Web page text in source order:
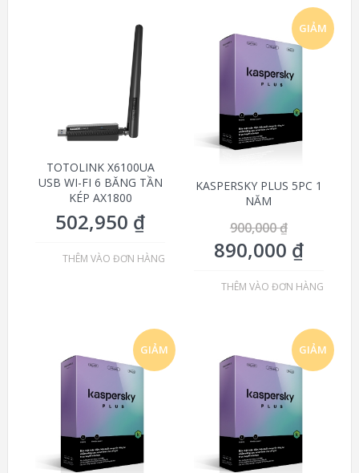
TOTOLINK X6100UA
USB WI-FI 6 BĂNG TẦN
KÉP AX1800
502,950 ₫
THÊM VÀO ĐƠN HÀNG
GIẢM
KASPERSKY PLUS 5PC 1
NĂM
900,000₫
890,000 ₫
THÊM VÀO ĐƠN HÀNG
GIẢM GIẢM